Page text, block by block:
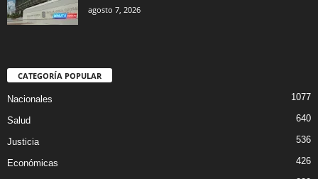
agosto 7, 2026
CATEGORÍA POPULAR
Nacionales 1077
Salud 640
Justicia 536
Económicas
426